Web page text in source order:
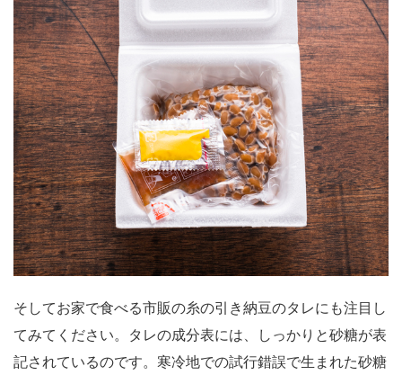
そしてお家で食べる市販の糸の引き納豆のタレにも注目し
てみてください。タレの成分表には、しっかりと砂糖が表
記されているのです。寒冷地での試行錯誤で生まれた砂糖